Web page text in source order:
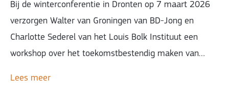
Bij de winterconferentie in Dronten op 7 maart 2026
verzorgen Walter van Groningen van BD-Jong en
Charlotte Sederel van het Louis Bolk Instituut een
workshop over het toekomstbestendig maken van…
Lees meer